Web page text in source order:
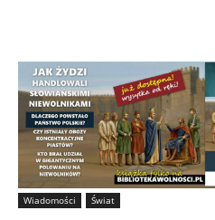
Wiadomości Świat